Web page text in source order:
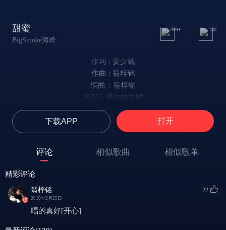
甜蜜
BigSmoke海峰
999+ 130
作词 : 姜少巍
作曲 : 翁梓铭
编曲：翁梓铭
当我看着你的眼睛
有种特别的魔力
让我爱上你
我和你形影不离 你
宝贝你俏皮的表情
下载APP 打开
评论 相似歌曲 相似歌单
精彩评论
翁梓铭
2019年2月25日
22
唱的真好[开心]